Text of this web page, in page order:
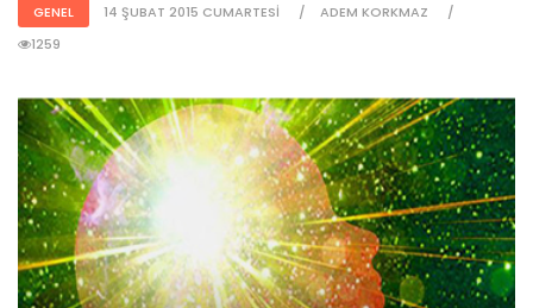
GENEL 14 ŞUBAT 2015 CUMARTESI
ADEM KORKMAZ
1259